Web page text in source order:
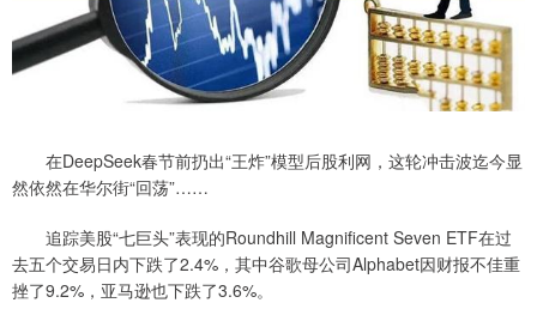
在DeepSeek春节前扔出“王炸”模型后股利网，这轮冲击波迄今显
然依然在华尔街“回荡”……
追踪美股“七巨头”表现的Roundhill Magnificent Seven ETF在过
去五个交易日内下跌了2.4%，其中谷歌母公司Alphabet因财报不佳重
挫了9.2%，亚马逊也下跌了3.6%。